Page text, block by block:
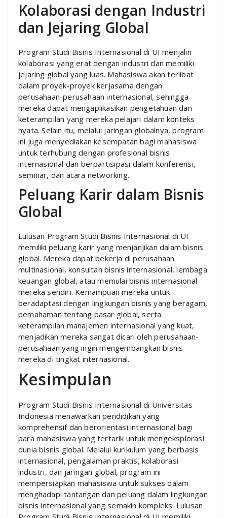
Kolaborasi dengan Industri
dan Jejaring Global
Program Studi Bisnis Internasional di UI menjalin
kolaborasi yang erat dengan industri dan memiliki
jejaring global yang luas. Mahasiswa akan terlibat
dalam proyek-proyek kerjasama dengan
perusahaan-perusahaan internasional, sehingga
mereka dapat mengaplikasikan pengetahuan dan
keterampilan yang mereka pelajari dalam konteks
nyata. Selain itu, melalui jaringan globalnya, program
ini juga menyediakan kesempatan bagi mahasiswa
untuk terhubung dengan profesional bisnis
internasional dan berpartisipasi dalam konferensi,
seminar, dan acara networking.
Peluang Karir dalam Bisnis
Global
Lulusan Program Studi Bisnis Internasional di UI
memiliki peluang karir yang menjanjikan dalam bisnis
global. Mereka dapat bekerja di perusahaan
multinasional, konsultan bisnis internasional, lembaga
keuangan global, atau memulai bisnis internasional
mereka sendiri. Kemampuan mereka untuk
beradaptasi dengan lingkungan bisnis yang beragam,
pemahaman tentang pasar global, serta
keterampilan manajemen internasional yang kuat,
menjadikan mereka sangat dicari oleh perusahaan-
perusahaan yang ingin mengembangkan bisnis
mereka di tingkat internasional.
Kesimpulan
Program Studi Bisnis Internasional di Universitas
Indonesia menawarkan pendidikan yang
komprehensif dan berorientasi internasional bagi
para mahasiswa yang tertarik untuk mengeksplorasi
dunia bisnis global. Melalui kurikulum yang berbasis
internasional, pengalaman praktis, kolaborasi
industri, dan jaringan global, program ini
mempersiapkan mahasiswa untuk sukses dalam
menghadapi tantangan dan peluang dalam lingkungan
bisnis internasional yang semakin kompleks. Lulusan